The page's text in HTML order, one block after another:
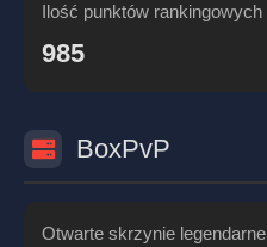
Ilość punktów rankingowych
985
BoxPvP
Otwarte skrzynie legendarne